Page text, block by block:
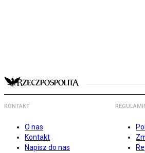
KONTAKT
O nas
Kontakt
Napisz do nas